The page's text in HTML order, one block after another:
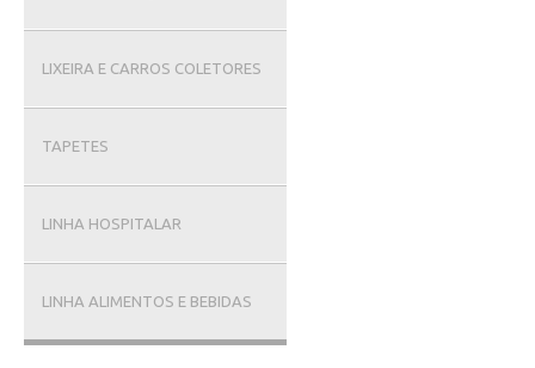
LIXEIRA E CARROS COLETORES
TAPETES
LINHA HOSPITALAR
LINHA ALIMENTOS E BEBIDAS